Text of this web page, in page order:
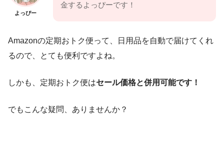
よっぴー
金するよっぴーです！
Amazonの定期おトク便って、日用品を自動で届けてくれ
るので、とても便利ですよね。
しかも、定期おトク便はセール価格と併用可能です！
でもこんな疑問、ありませんか？